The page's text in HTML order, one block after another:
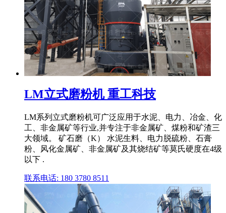
LM立式磨粉机 重工科技
LM系列立式磨粉机可广泛应用于水泥、电力、冶金、化
工、非金属矿等行业,并专注于非金属矿、煤粉和矿渣三
大领域。 矿石磨（K） 水泥生料、电力脱硫粉、石膏
粉、风化金属矿、非金属矿及其烧结矿等莫氏硬度在4级
以下 .
联系电话: 180 3780 8511